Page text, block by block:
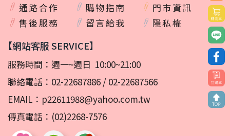
通路合作
購物指南
門市資訊
售後服務
留言給我 隱私權
【網站客服 SERVICE】
服務時間：週一~週日 10:00~21:00
聯絡電話： 02-22687886 / 02-22687566
EMAIL： p22611988@yahoo.com.tw
傳真電話：(02)2268-7576